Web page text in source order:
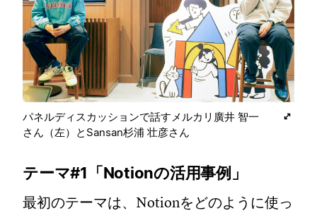
パネルディスカッションで話すメルカリ廣井 智一
さん（左）とSansan杉浦 壮彦さん
テーマ#1「Notionの活用事例」
最初のテーマは、Notionをどのように使っ